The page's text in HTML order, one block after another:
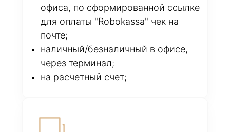
офиса, по сформированной ссылке
для оплаты "Robokassa" чек на
почте;
наличный/безналичный в офисе,
через терминал;
на расчетный счет;